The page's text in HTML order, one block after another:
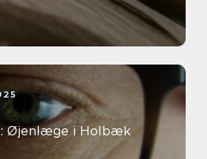
Øjenlæge i Holbæk